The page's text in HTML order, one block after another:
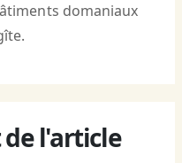
domaniaux
l'article